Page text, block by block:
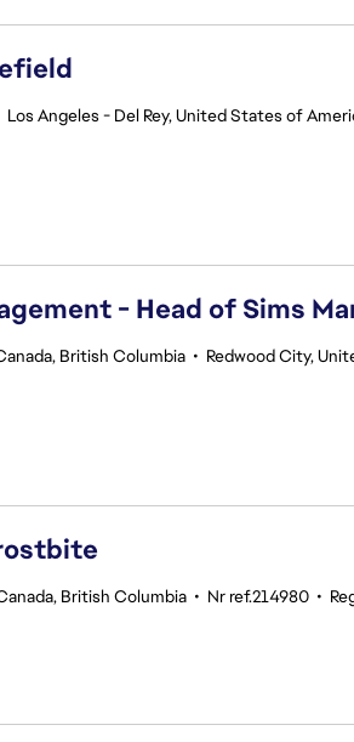
Los Angeles - Del Rey, United States of
- Head of Sims
British Columbia • Redwood City,
British Columbia • Nr ref.214980 •